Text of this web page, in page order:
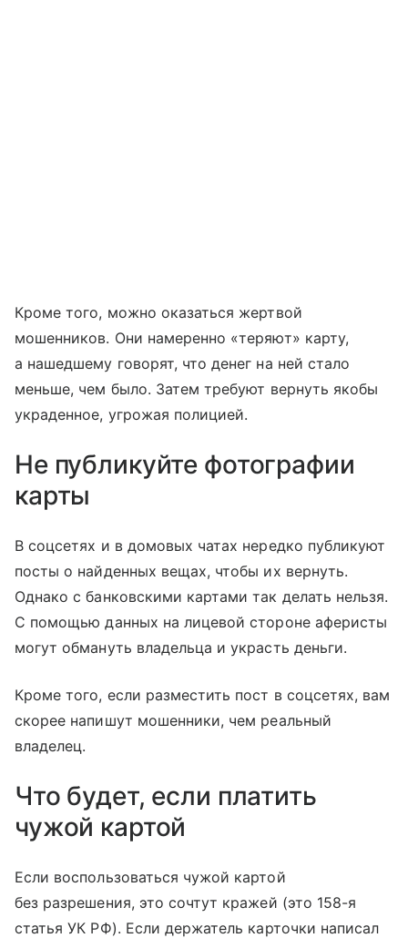
Кроме того, можно оказаться жертвой
мошенников. Они намеренно «теряют» карту,
а нашедшему говорят, что денег на ней стало
меньше, чем было. Затем требуют вернуть якобы
украденное, угрожая полицией.
Не публикуйте фотографии
карты
В соцсетях и в домовых чатах нередко публикуют
посты о найденных вещах, чтобы их вернуть.
Однако с банковскими картами так делать нельзя.
С помощью данных на лицевой стороне аферисты
могут обмануть владельца и украсть деньги.
Кроме того, если разместить пост в соцсетях, вам
скорее напишут мошенники, чем реальный
владелец.
Что будет, если платить
чужой картой
Если воспользоваться чужой картой
без разрешения, это сочтут кражей (это 158-я
статья УК РФ). Если держатель карточки написал